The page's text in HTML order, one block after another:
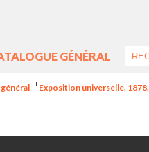
GÉNÉRAL
Exposition universelle.